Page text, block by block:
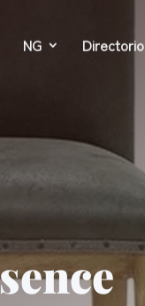
NG Directorio